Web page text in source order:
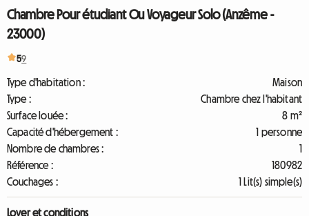
Chambre Pour étudiant Ou Voyageur Solo (Anzême -
23000)
59
Type d'habitation :
Maison
Type :
Chambre chez l'habitant
Surface louée :
8 m²
Capacité d'hébergement :
1 personne
Nombre de chambres :
1
Référence :
180982
Couchages :
1 Lit(s) simple(s)
Loyer et conditions